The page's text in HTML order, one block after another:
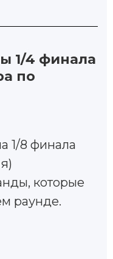
1/4 финала
по
1/8 финала
которые
раунде.